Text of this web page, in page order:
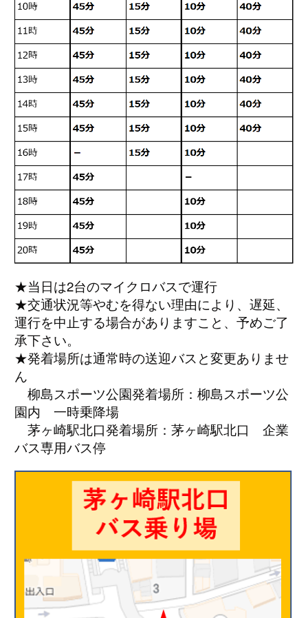
★当日は2台のマイクロバスで運行
★交通状況等やむを得ない理由により、遅延、
運行を中止する場合がありますこと、予めご了
承下さい。
★発着場所は通常時の送迎バスと変更ありませ
ん
柳島スポーツ公園発着場所：柳島スポーツ公
園内 一時乗降場
茅ヶ崎駅北口発着場所：茅ヶ崎駅北口 企業
バス専用バス停